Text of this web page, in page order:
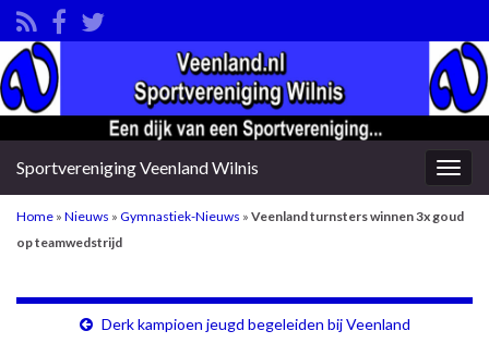
Sportvereniging Veenland Wilnis
Home » Nieuws » Gymnastiek-Nieuws » Veenland turnsters winnen 3x goud
op teamwedstrijd
Derk kampioen jeugd begeleiden bij Veenland